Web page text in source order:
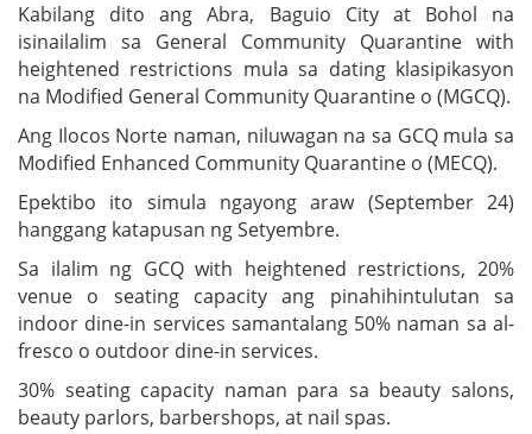
Kabilang dito ang Abra, Baguio City at Bohol na
isinailalim sa General Community Quarantine with
heightened restrictions mula sa dating klasipikasyon
na Modified General Community Quarantine o (MGCQ).
Ang Ilocos Norte naman, niluwagan na sa GCQ mula sa
Modified Enhanced Community Quarantine o (MECQ).
Epektibo ito simula ngayong araw (September 24)
hanggang katapusan ng Setyembre.
Sa ilalim ng GCQ with heightened restrictions, 20%
venue o seating capacity ang pinahihintulutan sa
indoor dine-in services samantalang 50% naman sa al-
fresco o outdoor dine-in services.
30% seating capacity naman para sa beauty salons,
beauty parlors, barbershops, at nail spas.